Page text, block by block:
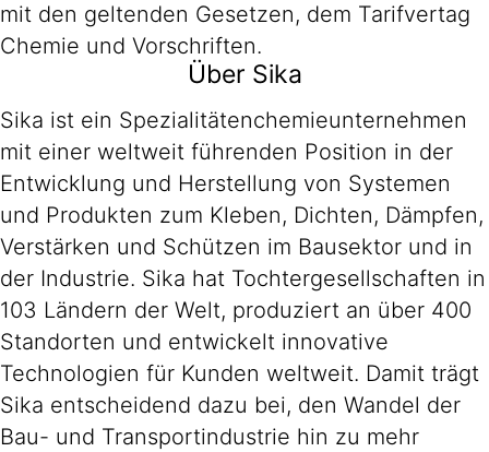
mit den geltenden Gesetzen, dem Tarifvertag
Chemie und Vorschriften.
Über Sika
Sika ist ein Spezialitätenchemieunternehmen
mit einer weltweit führenden Position in der
Entwicklung und Herstellung von Systemen
und Produkten zum Kleben, Dichten, Dämpfen,
Verstärken und Schützen im Bausektor und in
der Industrie. Sika hat Tochtergesellschaften in
103 Ländern der Welt, produziert an über 400
Standorten und entwickelt innovative
Technologien für Kunden weltweit. Damit trägt
Sika entscheidend dazu bei, den Wandel der
Bau- und Transportindustrie hin zu mehr